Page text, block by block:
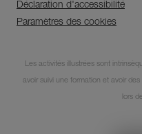
Déclaration d'accessibilité
Paramètres des cookies
Les activités illustrées sont
avoir suivi une formation et avoir
lors